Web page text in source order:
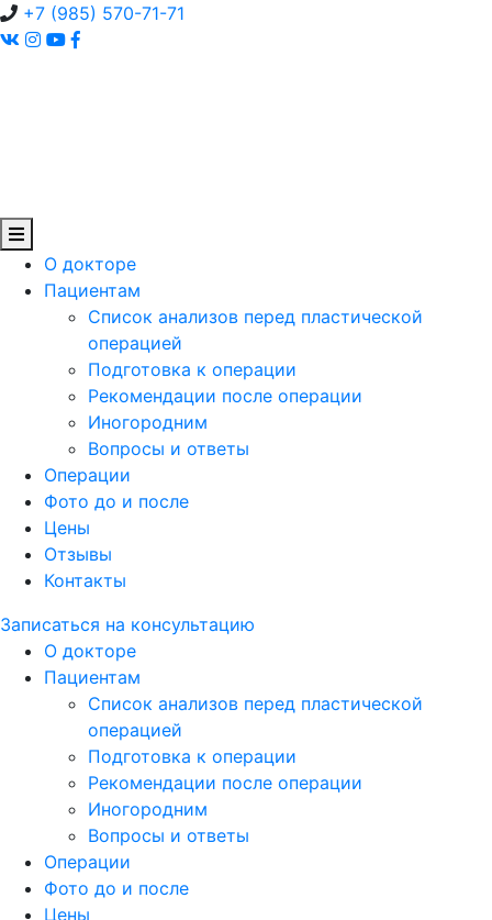
+7 (985) 570-71-71
О докторе
Пациентам
Список анализов перед пластической
операцией
Подготовка к операции
Рекомендации после операции
Иногородним
Вопросы и ответы
Операции
Фото до и после
Цены
Отзывы
Контакты
Записаться на консультацию
О докторе
Пациентам
Список анализов перед пластической
операцией
Подготовка к операции
Рекомендации после операции
Иногородним
Вопросы и ответы
Операции
Фото до и после
Цены